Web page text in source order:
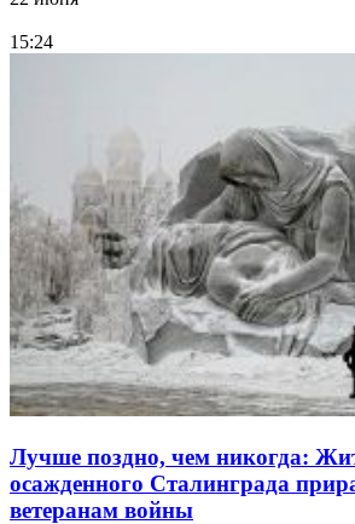
15:24
Лучше поздно, чем никогда:
осажденного Сталинграда
ветеранам войны